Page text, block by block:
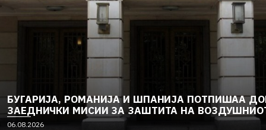
БУГАРИЈА, РОМАНИЈА И ШПАНИЈА ПОТПИШАА
ЗАЕДНИЧКИ МИСИИ ЗА ЗАШТИТА НА
06.08.2026